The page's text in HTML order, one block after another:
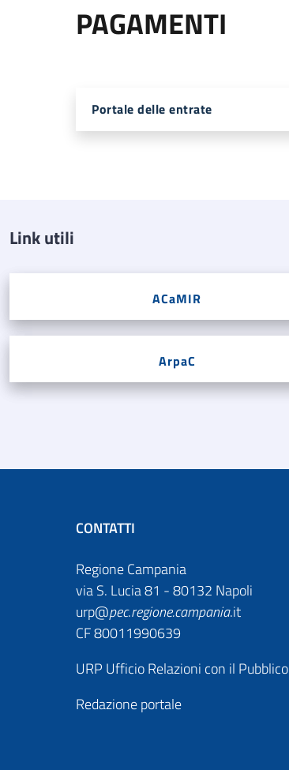
PAGAMENTI
Portale delle entrate
Link utili
ACaMIR
ArpaC
CONTATTI
Regione Campania
via S. Lucia 81 - 80132 Napoli
urp@pec.regione.campania.it
CF 80011990639
URP Ufficio Relazioni con il Pubblico
Redazione portale